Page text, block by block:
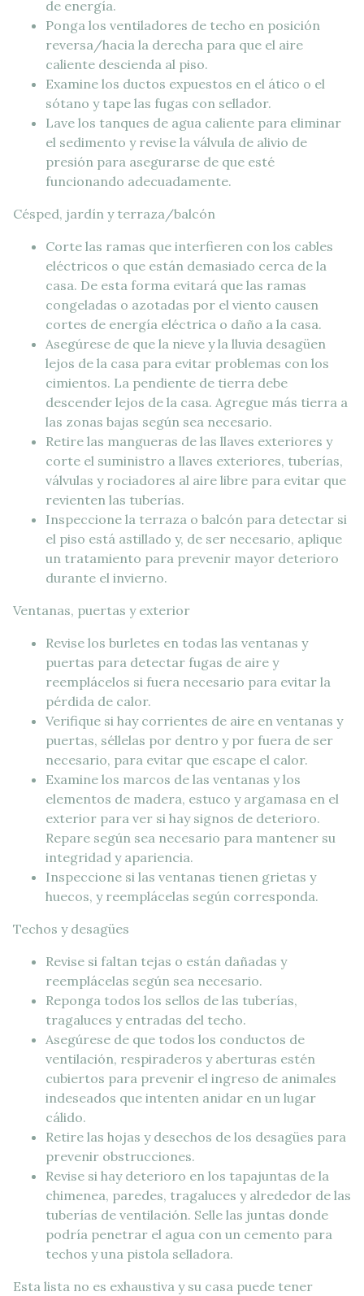
de energía.
Ponga los ventiladores de techo en posición
reversa/hacia la derecha para que el aire
caliente descienda al piso.
Examine los ductos expuestos en el ático o el
sótano y tape las fugas con sellador.
Lave los tanques de agua caliente para eliminar
el sedimento y revise la válvula de alivio de
presión para asegurarse de que esté
funcionando adecuadamente.
Césped, jardín y terraza/balcón
Corte las ramas que interfieren con los cables
eléctricos o que están demasiado cerca de la
casa. De esta forma evitará que las ramas
congeladas o azotadas por el viento causen
cortes de energía eléctrica o daño a la casa.
Asegúrese de que la nieve y la lluvia desagüen
lejos de la casa para evitar problemas con los
cimientos. La pendiente de tierra debe
descender lejos de la casa. Agregue más tierra a
las zonas bajas según sea necesario.
Retire las mangueras de las llaves exteriores y
corte el suministro a llaves exteriores, tuberías,
válvulas y rociadores al aire libre para evitar que
revienten las tuberías.
Inspeccione la terraza o balcón para detectar si
el piso está astillado y, de ser necesario, aplique
un tratamiento para prevenir mayor deterioro
durante el invierno.
Ventanas, puertas y exterior
Revise los burletes en todas las ventanas y
puertas para detectar fugas de aire y
reemplácelos si fuera necesario para evitar la
pérdida de calor.
Verifique si hay corrientes de aire en ventanas y
puertas, séllelas por dentro y por fuera de ser
necesario, para evitar que escape el calor.
Examine los marcos de las ventanas y los
elementos de madera, estuco y argamasa en el
exterior para ver si hay signos de deterioro.
Repare según sea necesario para mantener su
integridad y apariencia.
Inspeccione si las ventanas tienen grietas y
huecos, y reemplácelas según corresponda.
Techos y desagües
Revise si faltan tejas o están dañadas y
reemplácelas según sea necesario.
Reponga todos los sellos de las tuberías,
tragaluces y entradas del techo.
Asegúrese de que todos los conductos de
ventilación, respiraderos y aberturas estén
cubiertos para prevenir el ingreso de animales
indeseados que intenten anidar en un lugar
cálido.
Retire las hojas y desechos de los desagües para
prevenir obstrucciones.
Revise si hay deterioro en los tapajuntas de la
chimenea, paredes, tragaluces y alrededor de las
tuberías de ventilación. Selle las juntas donde
podría penetrar el agua con un cemento para
techos y una pistola selladora.
Esta lista no es exhaustiva y su casa puede tener